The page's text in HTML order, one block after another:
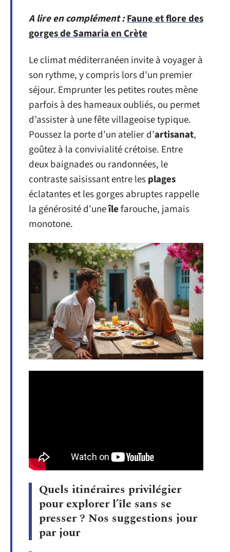
A lire en complément :Faune et flore des
gorges de Samaria en Crète
Le climat méditerranéen invite à voyager à
son rythme, y compris lors d’un premier
séjour. Emprunter les petites routes mène
parfois à des hameaux oubliés, ou permet
d’assister à une fête villageoise typique.
Poussez la porte d’un atelier d’artisanat,
goûtez à la convivialité crétoise. Entre
deux baignades ou randonnées, le
contraste saisissant entre lesplages
éclatantes et les gorges abruptes rappelle
la générosité d’uneîlefarouche, jamais
monotone.
Quels itinéraires privilégier
pour explorer l’île sans se
presser ? Nos suggestions jour
par jour